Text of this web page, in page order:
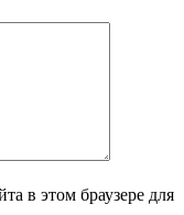
в этом браузере для